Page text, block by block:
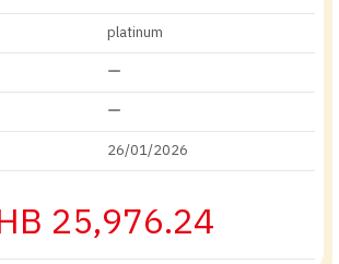
platinum
ー
ー
26/01/2026
25,976.24